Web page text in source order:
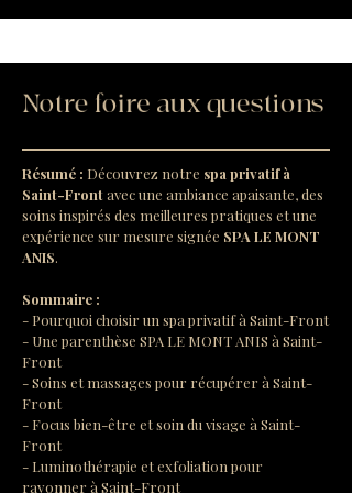
Notre foire aux questions
Résumé : Découvrez notre spa privatif à
Saint-Front avec une ambiance apaisante, des
soins inspirés des meilleures pratiques et une
expérience sur mesure signée SPA LE MONT
ANIS.
Sommaire :
- Pourquoi choisir un spa privatif à Saint-Front
- Une parenthèse SPA LE MONT ANIS à Saint-
Front
- Soins et massages pour récupérer à Saint-
Front
- Focus bien-être et soin du visage à Saint-
Front
- Luminothérapie et exfoliation pour
rayonner à Saint-Front